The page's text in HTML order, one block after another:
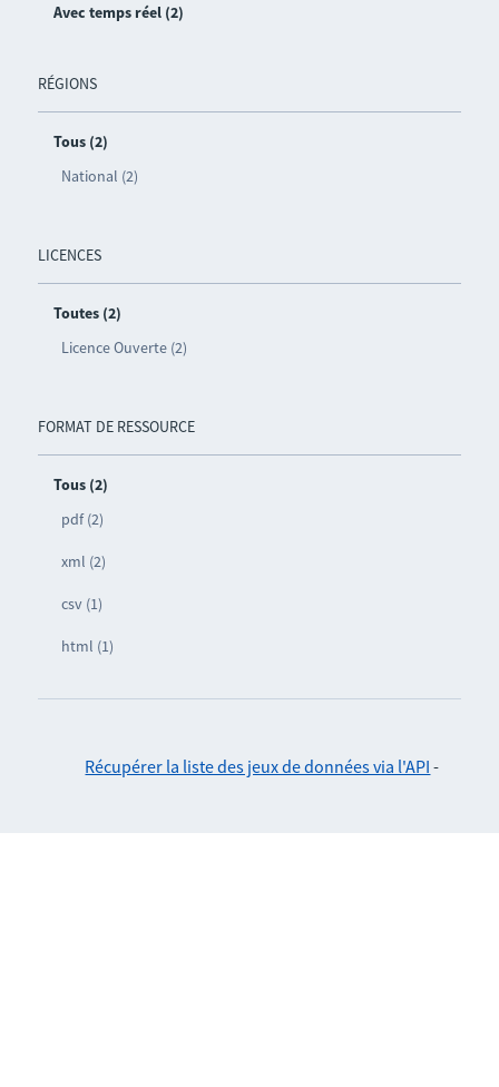
Avec temps réel (2)
RÉGIONS
Tous (2)
National (2)
LICENCES
Toutes (2)
Licence Ouverte (2)
FORMAT DE RESSOURCE
Tous (2)
pdf (2)
xml (2)
csv (1)
html (1)
Récupérer la liste des jeux de données via l'API -